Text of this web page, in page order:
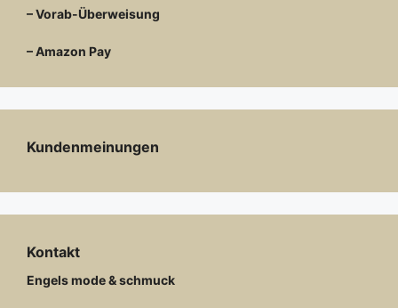
– Vorab-Überweisung
– Amazon Pay
Kundenmeinungen
Kontakt
Engels mode & schmuck